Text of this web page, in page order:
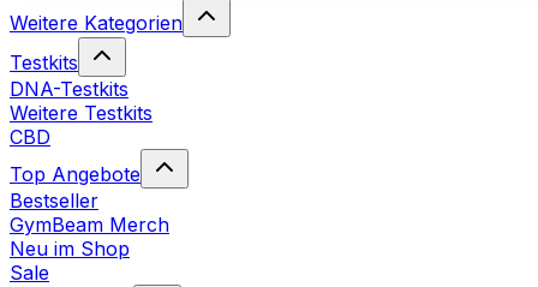
Weitere Kategorien
Testkits
DNA-Testkits
Weitere Testkits
CBD
Top Angebote
Bestseller
GymBeam Merch
Neu im Shop
Sale